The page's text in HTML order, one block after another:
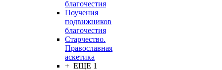
благочестия
Поучения
подвижников
благочестия
Старчество.
Православная
аскетика
+ ЕЩЕ 1